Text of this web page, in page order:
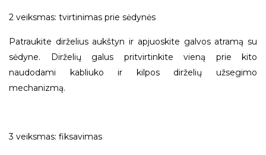
2 veiksmas: tvirtinimas prie sėdynės
Patraukite dirželius aukštyn ir apjuoskite galvos atramą su
sėdyne. Dirželių galus pritvirtinkite vieną prie kito
naudodami kabliuko ir kilpos dirželių užsegimo
mechanizmą.
3 veiksmas: fiksavimas